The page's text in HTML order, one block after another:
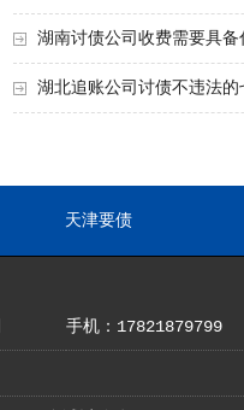
湖南讨债公司收费需要具备
湖北追账公司讨债不违法的
天津要债
手机：17821879799